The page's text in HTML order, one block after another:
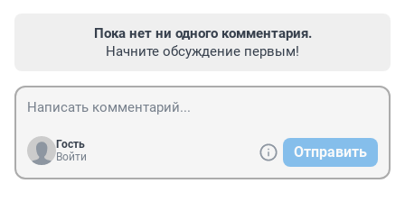
Пока нет ни одного комментария.
Начните обсуждение первым!
Гость
Войти
Отправить